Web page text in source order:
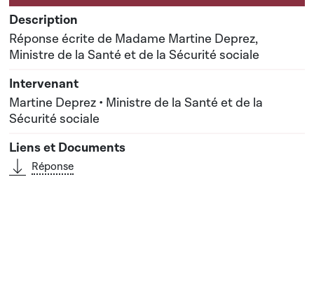
Réponse écrite de Madame Martine Deprez,
Ministre de la Santé et de la Sécurité sociale
Martine Deprez • Ministre de la Santé et de la
Sécurité sociale
Réponse